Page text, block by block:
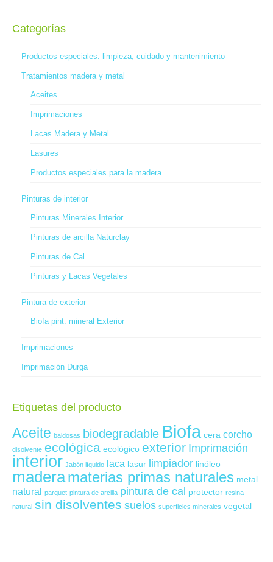
se
Categorías
Productos especiales: limpieza, cuidado y mantenimiento
Tratamientos madera y metal
Aceites
Imprimaciones
Lacas Madera y Metal
Lasures
Productos especiales para la madera
Pinturas de interior
Pinturas Minerales Interior
Pinturas de arcilla Naturclay
Pinturas de Cal
Pinturas y Lacas Vegetales
Pintura de exterior
Biofa pint. mineral Exterior
Imprimaciones
Imprimación Durga
Etiquetas del producto
Aceite baldosas biodegradable Biofa cera corcho
disolvente ecológica ecológico exterior Imprimación
interior Jabón líquido laca lasur limpiador linóleo
maderamaterias primas naturales metal
natural parquet pintura de arcilla pintura de cal protector resina
natural sin disolventes suelos superficies minerales vegetal